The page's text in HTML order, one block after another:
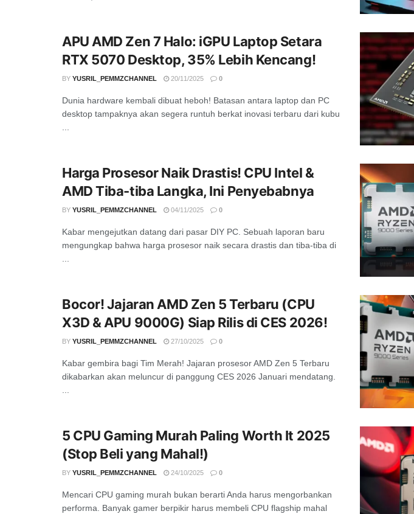
APU AMD Zen 7 Halo: iGPU Laptop Setara
RTX 5070 Desktop, 35% Lebih Kencang!
BY YUSRIL_PEMMZCHANNEL 20/11/2025 0
Dunia hardware kembali dibuat heboh! Batasan antara laptop dan PC
desktop tampaknya akan segera runtuh berkat inovasi terbaru dari kubu
...
Harga Prosesor Naik Drastis! CPU Intel &
AMD Tiba-tiba Langka, Ini Penyebabnya
BY YUSRIL_PEMMZCHANNEL 04/11/2025 0
Kabar mengejutkan datang dari pasar DIY PC. Sebuah laporan baru
mengungkap bahwa harga prosesor naik secara drastis dan tiba-tiba di
...
Bocor! Jajaran AMD Zen 5 Terbaru (CPU
X3D & APU 9000G) Siap Rilis di CES 2026!
BY YUSRIL_PEMMZCHANNEL 27/10/2025 0
Kabar gembira bagi Tim Merah! Jajaran prosesor AMD Zen 5 Terbaru
dikabarkan akan meluncur di panggung CES 2026 Januari mendatang.
...
5 CPU Gaming Murah Paling Worth It 2025
(Stop Beli yang Mahal!)
BY YUSRIL_PEMMZCHANNEL 24/10/2025 0
Mencari CPU gaming murah bukan berarti Anda harus mengorbankan
performa. Banyak gamer berpikir harus membeli CPU flagship mahal